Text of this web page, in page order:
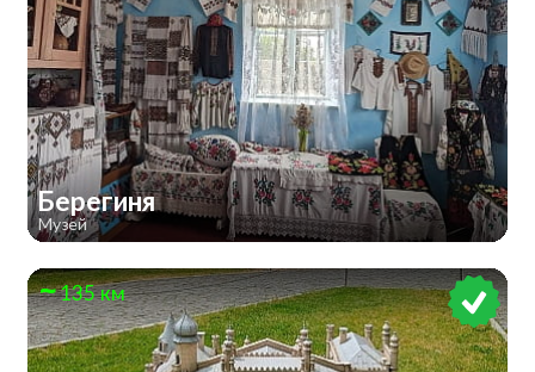
Берегиня
Музей
135 км